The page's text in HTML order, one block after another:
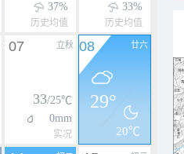
37%
历史均值
33%
历史均值
立秋
07
33/25℃
0mm
实况
廿六
08
29°
20℃